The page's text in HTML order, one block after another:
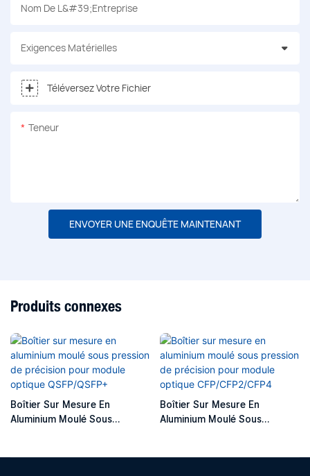
Nom De L&#39;entreprise
Exigences Matérielles
Téléversez Votre Fichier
Teneur
ENVOYER UNE ENQUÊTE MAINTENANT
Produits connexes
Boîtier Sur Mesure En
Aluminium Moulé Sous
Boîtier Sur Mesure En
Aluminium Moulé Sous